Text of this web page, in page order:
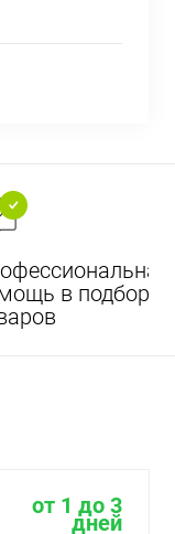
в подборе
от 1 до 3
дней